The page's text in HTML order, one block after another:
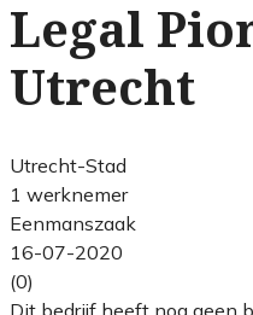
Legal
Utrecht
Utrecht-Stad
1 werknemer
Eenmanszaak
16-07-2020
(0)
Dit bedrijf heeft nog geen